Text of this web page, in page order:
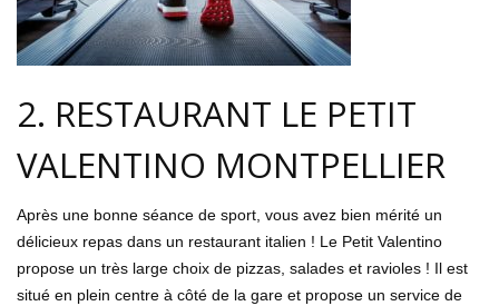
2. RESTAURANT LE PETIT
VALENTINO MONTPELLIER
Après une bonne séance de sport, vous avez bien mérité un
délicieux repas dans un restaurant italien ! Le Petit Valentino
propose un très large choix de pizzas, salades et ravioles ! Il est
situé en plein centre à côté de la gare et propose un service de